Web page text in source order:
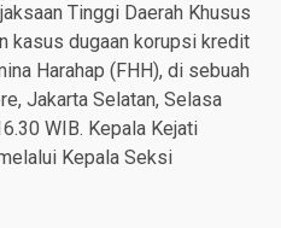
Tinggi Daerah Khusus
kasus dugaan korupsi kredit
Harahap (FHH), di sebuah
Jakarta Selatan, Selasa
WIB. Kepala Kejati
Kepala Seksi